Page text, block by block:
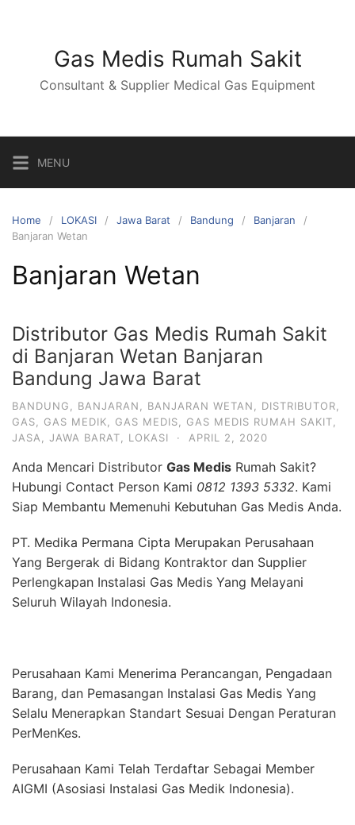
Gas Medis Rumah Sakit
Consultant & Supplier Medical Gas Equipment
MENU
Home LOKASI Jawa Barat Bandung
Banjaran
Banjaran Wetan
Banjaran Wetan
Distributor Gas Medis Rumah Sakit
di Banjaran Wetan Banjaran
Bandung Jawa Barat
BANDUNG BANJARAN BANJARAN WETAN DISTRIBUTOR
GAS
GAS MEDIK GAS MEDIS GAS MEDIS RUMAH SAKIT
JASA
JAWA BARAT LOKASI · APRIL 2, 2020
Anda Mencari Distributor Gas Medis Rumah Sakit?
Hubungi Contact Person Kami 0812 1393 5332. Kami
Siap Membantu Memenuhi Kebutuhan Gas Medis Anda.
PT. Medika Permana Cipta Merupakan Perusahaan
Yang Bergerak di Bidang Kontraktor dan Supplier
Perlengkapan Instalasi Gas Medis Yang Melayani
Seluruh Wilayah Indonesia.
Perusahaan Kami Menerima Perancangan, Pengadaan
Barang, dan Pemasangan Instalasi Gas Medis Yang
Selalu Menerapkan Standart Sesuai Dengan Peraturan
PerMenKes.
Perusahaan Kami Telah Terdaftar Sebagai Member
AIGMI (Asosiasi Instalasi Gas Medik Indonesia).